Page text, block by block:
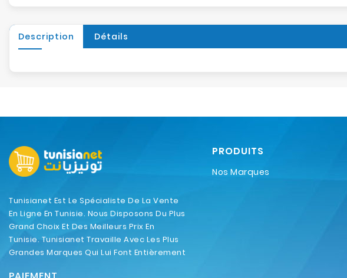
Description Détails
Tunisianet Est Le Spécialiste De La Vente
En Ligne En Tunisie. Nous Disposons Du Plus
Grand Choix Et Des Meilleurs Prix En
Tunisie. Tunisianet Travaille Avec Les Plus
Grandes Marques Qui Lui Font Entièrement
PRODUITS
Nos Marques